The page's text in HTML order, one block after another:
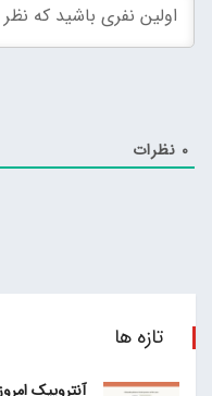
0 نظرات
تازه ها